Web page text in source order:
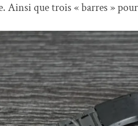
Ainsi que trois « barres »